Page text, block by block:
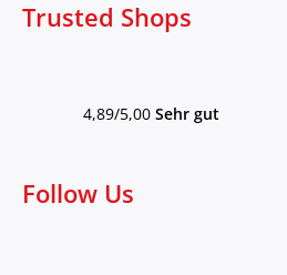
Trusted Shops
4,89/5,00 Sehr gut
Follow Us